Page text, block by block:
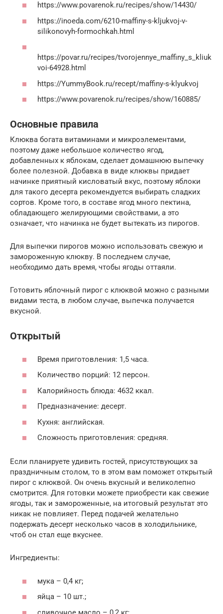
https://www.povarenok.ru/recipes/show/14430/
https://inoeda.com/6210-maffiny-s-kljukvoj-v-
silikonovyh-formochkah.html
https://povar.ru/recipes/tvorojennye_maffiny_s_kliuk
voi-64928.html
https://YummyBook.ru/recept/maffiny-s-klyukvoj
https://www.povarenok.ru/recipes/show/160885/
Основные правила
Клюква богата витаминами и микроэлементами,
поэтому даже небольшое количество ягод,
добавленных к яблокам, сделает домашнюю выпечку
более полезной. Добавка в виде клюквы придает
начинке приятный кисловатый вкус, поэтому яблоки
для такого десерта рекомендуется выбирать сладких
сортов. Кроме того, в составе ягод много пектина,
обладающего желирующими свойствами, а это
означает, что начинка не будет вытекать из пирогов.
Для выпечки пирогов можно использовать свежую и
замороженную клюкву. В последнем случае,
необходимо дать время, чтобы ягоды оттаяли.
Готовить яблочный пирог с клюквой можно с разными
видами теста, в любом случае, выпечка получается
вкусной.
Открытый
Время приготовления: 1,5 часа.
Количество порций: 12 персон.
Калорийность блюда: 4632 ккал.
Предназначение: десерт.
Кухня: английская.
Сложность приготовления: средняя.
Если планируете удивить гостей, присутствующих за
праздничным столом, то в этом вам поможет открытый
пирог с клюквой. Он очень вкусный и великолепно
смотрится. Для готовки можете приобрести как свежие
ягоды, так и замороженные, на итоговый результат это
никак не повлияет. Перед подачей желательно
подержать десерт несколько часов в холодильнике,
чтоб он стал еще вкуснее.
Ингредиенты:
мука – 0,4 кг;
яйца – 10 шт.;